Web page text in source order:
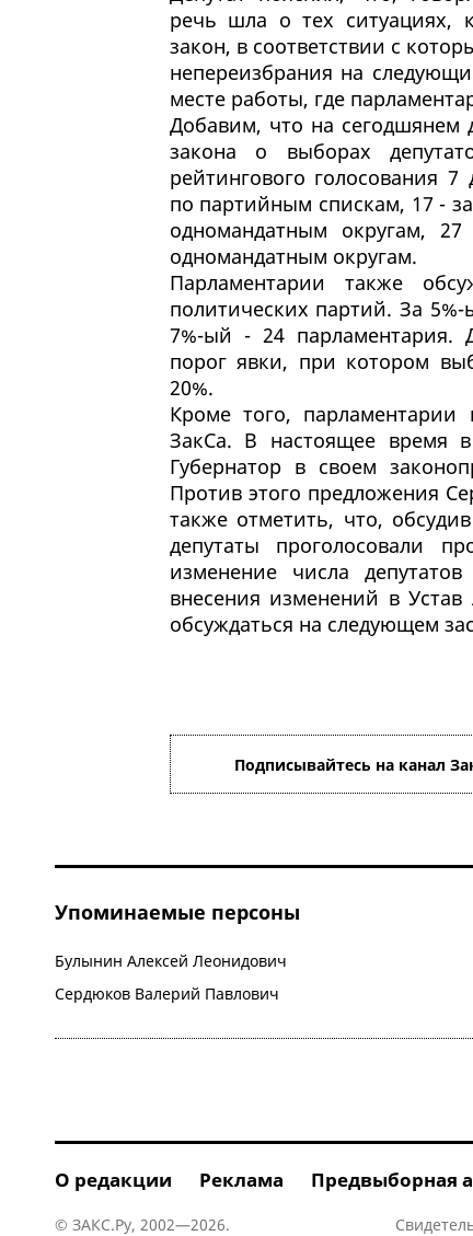
речь шла о тех ситуациях,
закон, в соответствии с
непереизбрания на
месте работы, где
Добавим, что на сегодшянем
закона о выборах
рейтингового голосования
по партийным спискам, 17 -
одномандатным округам,
одномандатным округам.
Парламентарии также
политических партий. За
7%-ый - 24 парламентария.
порог явки, при котором
20%.
Кроме того, парламентарии
ЗакСа. В настоящее время
Губернатор в своем
Против этого предложения
также отметить, что,
депутаты проголосовали
изменение числа
внесения изменений в
обсуждаться на следующем
Подписывайтесь на канал
Упоминаемые персоны
Булынин Алексей Леонидович
Сердюков Валерий Павлович
О редакции Реклама Предвыборная
© ЗАКС.Ру, 2002—2026.